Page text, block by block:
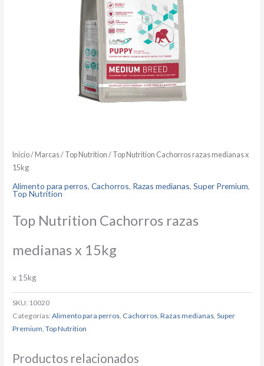
Inicio/ Marcas/ Top Nutrition / Top Nutrition Cachorros razas medianas x
15kg
Alimento para perros,Cachorros, Razas medianas,Super Premium,
Top Nutrition
Top Nutrition Cachorros razas
medianas x 15kg
x 15kg
SKU: 10020
Categorías:Alimento para perros, Cachorros,Razas medianas,Super
Premium,Top Nutrition
Productos relacionados